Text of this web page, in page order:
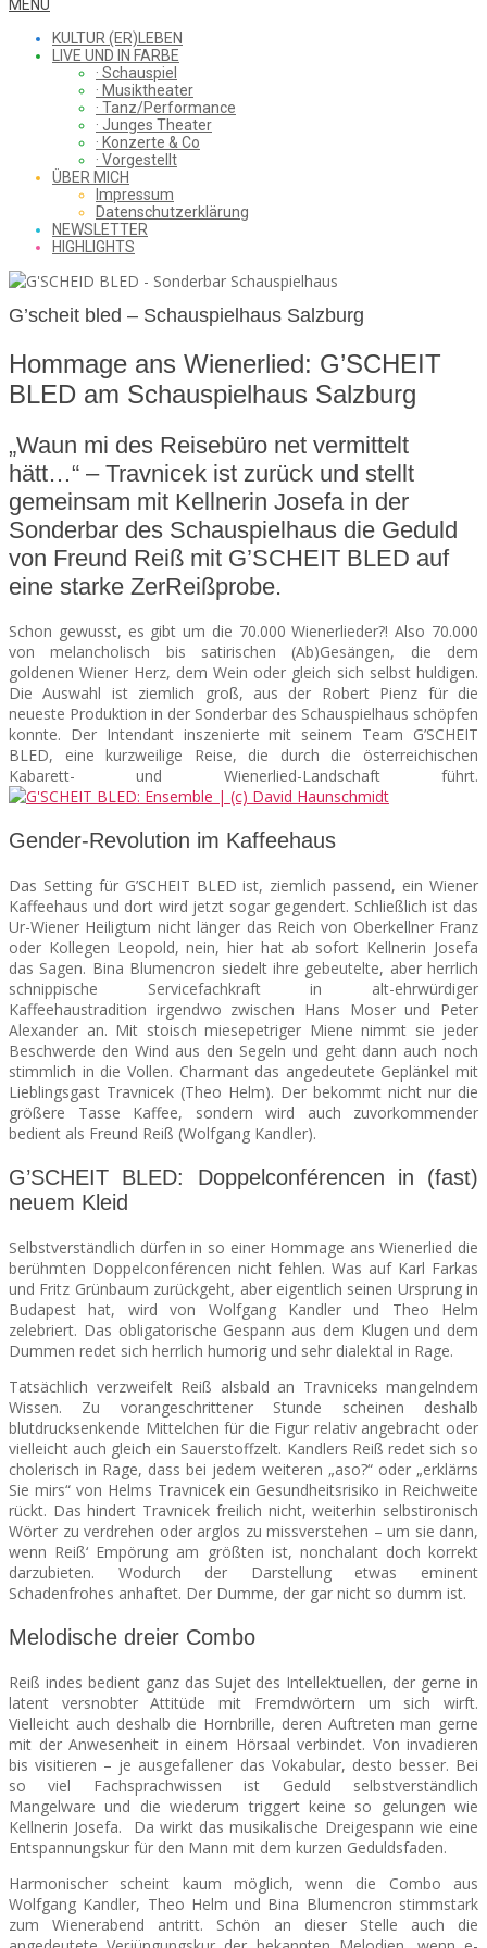
WHAT
SAW
FROM
THE
CHEAP
SEATS
Menu
MENU
KULTUR (ER)LEBEN
LIVE UND IN FARBE
· Schauspiel
· Musiktheater
· Tanz/Performance
· Junges Theater
· Konzerte & Co
· Vorgestellt
ÜBER MICH
Impressum
Datenschutzerklärung
NEWSLETTER
HIGHLIGHTS
G’scheit bled – Schauspielhaus Salzburg
Hommage ans Wienerlied: G’SCHEIT
BLED am Schauspielhaus Salzburg
„Waun mi des Reisebüro net vermittelt
hätt…“ – Travnicek ist zurück und stellt
gemeinsam mit Kellnerin Josefa in der
Sonderbar des Schauspielhaus die Geduld
von Freund Reiß mit G’SCHEIT BLED auf
eine starke ZerReißprobe.
Schon gewusst, es gibt um die 70.000 Wienerlieder?! Also 70.000
von melancholisch bis satirischen (Ab)Gesängen, die dem
goldenen Wiener Herz, dem Wein oder gleich sich selbst huldigen.
Die Auswahl ist ziemlich groß, aus der Robert Pienz für die
neueste Produktion in der Sonderbar des Schauspielhaus schöpfen
konnte. Der Intendant inszenierte mit seinem Team G’SCHEIT
BLED, eine kurzweilige Reise, die durch die österreichischen
Kabarett- und Wienerlied-Landschaft führt.
Gender-Revolution im Kaffeehaus
Das Setting für G’SCHEIT BLED ist, ziemlich passend, ein Wiener
Kaffeehaus und dort wird jetzt sogar gegendert. Schließlich ist das
Ur-Wiener Heiligtum nicht länger das Reich von Oberkellner Franz
oder Kollegen Leopold, nein, hier hat ab sofort Kellnerin Josefa
das Sagen. Bina Blumencron siedelt ihre gebeutelte, aber herrlich
schnippische Servicefachkraft in alt-ehrwürdiger
Kaffeehaustradition irgendwo zwischen Hans Moser und Peter
Alexander an. Mit stoisch miesepetriger Miene nimmt sie jeder
Beschwerde den Wind aus den Segeln und geht dann auch noch
stimmlich in die Vollen. Charmant das angedeutete Geplänkel mit
Lieblingsgast Travnicek (Theo Helm). Der bekommt nicht nur die
größere Tasse Kaffee, sondern wird auch zuvorkommender
bedient als Freund Reiß (Wolfgang Kandler).
G’SCHEIT BLED: Doppelconférencen in (fast)
neuem Kleid
Selbstverständlich dürfen in so einer Hommage ans Wienerlied die
berühmten Doppelconférencen nicht fehlen. Was auf Karl Farkas
und Fritz Grünbaum zurückgeht, aber eigentlich seinen Ursprung in
Budapest hat, wird von Wolfgang Kandler und Theo Helm
zelebriert. Das obligatorische Gespann aus dem Klugen und dem
Dummen redet sich herrlich humorig und sehr dialektal in Rage.
Tatsächlich verzweifelt Reiß alsbald an Travniceks mangelndem
Wissen. Zu vorangeschrittener Stunde scheinen deshalb
blutdrucksenkende Mittelchen für die Figur relativ angebracht oder
vielleicht auch gleich ein Sauerstoffzelt. Kandlers Reiß redet sich so
cholerisch in Rage, dass bei jedem weiteren „aso?“ oder „erklärns
Sie mirs“ von Helms Travnicek ein Gesundheitsrisiko in Reichweite
rückt. Das hindert Travnicek freilich nicht, weiterhin selbstironisch
Wörter zu verdrehen oder arglos zu missverstehen – um sie dann,
wenn Reiß‘ Empörung am größten ist, nonchalant doch korrekt
darzubieten. Wodurch der Darstellung etwas eminent
Schadenfrohes anhaftet. Der Dumme, der gar nicht so dumm ist.
Melodische dreier Combo
Reiß indes bedient ganz das Sujet des Intellektuellen, der gerne in
latent versnobter Attitüde mit Fremdwörtern um sich wirft.
Vielleicht auch deshalb die Hornbrille, deren Auftreten man gerne
mit der Anwesenheit in einem Hörsaal verbindet. Von invadieren
bis visitieren – je ausgefallener das Vokabular, desto besser. Bei
so viel Fachsprachwissen ist Geduld selbstverständlich
Mangelware und die wiederum triggert keine so gelungen wie
Kellnerin Josefa. Da wirkt das musikalische Dreigespann wie eine
Entspannungskur für den Mann mit dem kurzen Geduldsfaden.
Harmonischer scheint kaum möglich, wenn die Combo aus
Wolfgang Kandler, Theo Helm und Bina Blumencron stimmstark
zum Wienerabend antritt. Schön an dieser Stelle auch die